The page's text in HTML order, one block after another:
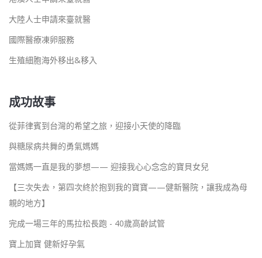
大陸人士申請來臺就醫
國際醫療凍卵服務
生殖細胞海外移出&移入
成功故事
從菲律賓到台灣的希望之旅，迎接小天使的降臨
與糖尿病共舞的勇氣媽媽
當媽媽一直是我的夢想—— 迎接我心心念念的寶貝女兒
【三次失去，第四次終於抱到我的寶寶——健新醫院，讓我成為母
親的地方】
完成一場三年的馬拉松長跑 - 40歲高齡試管
寶上加寶 健新好孕氣